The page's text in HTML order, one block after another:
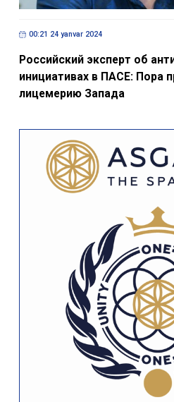
00:21 24 yanvar 2024
Российский эксперт об
инициативах в ПАСЕ: Пора
лицемерию Запада